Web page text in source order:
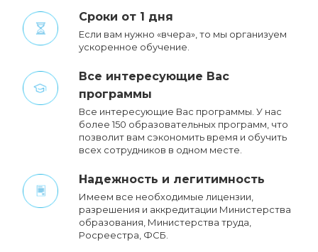
Сроки от 1 дня
Если вам нужно «вчера», то мы организуем
ускоренное обучение.
Все интересующие Вас
программы
Все интересующие Вас программы. У нас
более 150 образовательных программ, что
позволит вам сэкономить время и обучить
всех сотрудников в одном месте.
Надежность и легитимность
Имеем все необходимые лицензии,
разрешения и аккредитации Министерства
образования, Министерства труда,
Росреестра, ФСБ.